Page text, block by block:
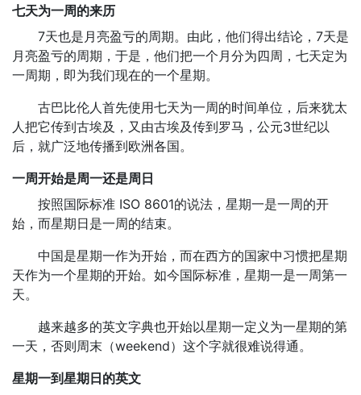
七天为一周的来历
7天也是月亮盈亏的周期。由此，他们得出结论，7天是
月亮盈亏的周期，于是，他们把一个月分为四周，七天定为
一周期，即为我们现在的一个星期。
古巴比伦人首先使用七天为一周的时间单位，后来犹太
人把它传到古埃及，又由古埃及传到罗马，公元3世纪以
后，就广泛地传播到欧洲各国。
一周开始是周一还是周日
按照国际标准 ISO 8601的说法，星期一是一周的开
始，而星期日是一周的结束。
中国是星期一作为开始，而在西方的国家中习惯把星期
天作为一个星期的开始。如今国际标准，星期一是一周第一
天。
越来越多的英文字典也开始以星期一定义为一星期的第
一天，否则周末（weekend）这个字就很难说得通。
星期一到星期日的英文